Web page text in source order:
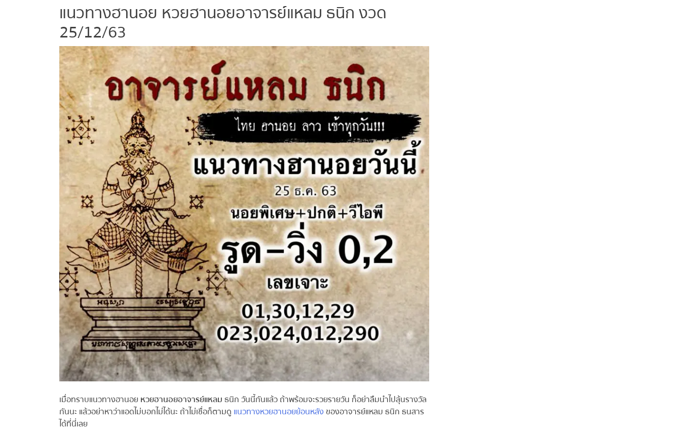
แนวทางฮานอย หวยฮานอยอาจารย์แหลม ธนิก งวด
25/12/63
เมื่อทราบแนวทางฮานอยหวยฮานอยอาจารย์แหลมธนิก วันนี้กันแล้ว ถ้าพร้อมจะรวยรายวัน ก็อย่าลืมนำไปลุ้นรางวัล
กันนะ แล้วอย่าหาว่าแอดไม่บอกไม่ได้นะ ถ้าไม่เชื่อก็ตามดูแนวทางหวยฮานอยย้อนหลังของอาจารย์แหลม ธนิก ธนสาร
ได้ที่นี่เลย